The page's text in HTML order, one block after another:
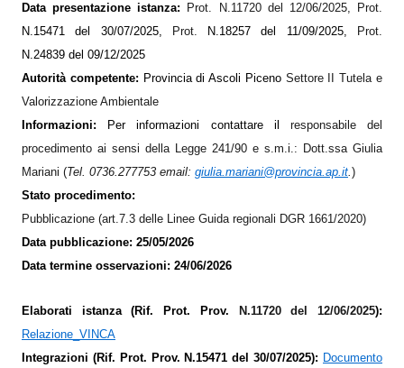
Data presentazione istanza:
Prot. N.11720 del 12/06/2025, Prot.
N.15471 del 30/07/2025,
Prot. N.18257 del 11/09/2025,
Prot.
N.24839 del 09/12/2025
Autorità competente: Provincia di Ascoli Piceno Settore II Tutela e
Valorizzazione Ambientale
Informazioni:
Per informazioni contattare il responsabile del
procedimento ai sensi della Legge 241/90 e s.m.i.: Dott.ssa Giulia
Mariani (Tel. 0736.277753 email: giulia.mariani@provincia.ap.it.)
Stato procedimento:
Pubblicazione (art.7.3 delle Linee Guida regionali DGR 1661/2020)
Data pubblicazione: 25/05/2026
Data termine osservazioni: 24/06/2026
Elaborati istanza (Rif. Prot. Prov. N.11720 del 12/06/2025):
Relazione_VINCA
Integrazioni (Rif. Prot. Prov. N.15471 del 30/07/2025): Documento